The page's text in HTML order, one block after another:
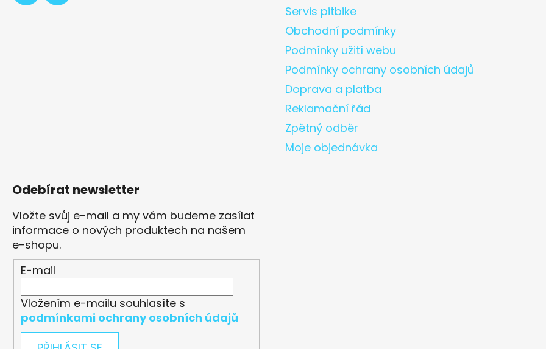
Servis pitbike
Obchodní podmínky
Podmínky užití webu
Podmínky ochrany osobních údajů
Doprava a platba
Reklamační řád
Zpětný odběr
Moje objednávka
Odebírat newsletter
Vložte svůj e-mail a my vám budeme zasílat
informace o nových produktech na našem
e-shopu.
E-mail
Vložením e-mailu souhlasíte s
podmínkami ochrany osobních údajů